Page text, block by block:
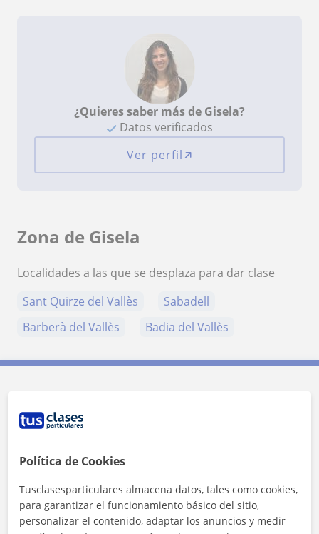
¿Quieres saber más de Gisela?
Datos verificados
Ver perfil
Zona de Gisela
Localidades a las que se desplaza para dar clase
Sant Quirze del Vallès
Sabadell
Barberà del Vallès
Badia del Vallès
Política de Cookies
Tusclasesparticulares almacena datos, tales como cookies,
para garantizar el funcionamiento básico del sitio,
personalizar el contenido, adaptar los anuncios y medir